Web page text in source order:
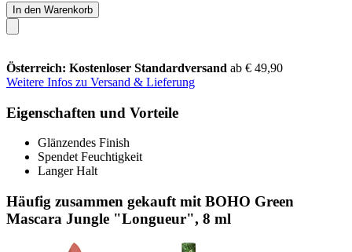
In den Warenkorb
Österreich: Kostenloser Standardversand ab € 49,90
Weitere Infos zu Versand & Lieferung
Eigenschaften und Vorteile
Glänzendes Finish
Spendet Feuchtigkeit
Langer Halt
Häufig zusammen gekauft mit BOHO Green
Mascara Jungle "Longueur", 8 ml